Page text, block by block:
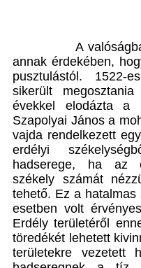
A valóságban
annak érdekében,
pusztulástól. 1522-
sikerült
évekkel elodázta a
Szapolyai János a
vajda rendelkezett
erdélyi
hadserege, ha az
székely számát
tehető. Ez a
esetben volt
Erdély területéről
töredékét lehetett
területekre vezetett